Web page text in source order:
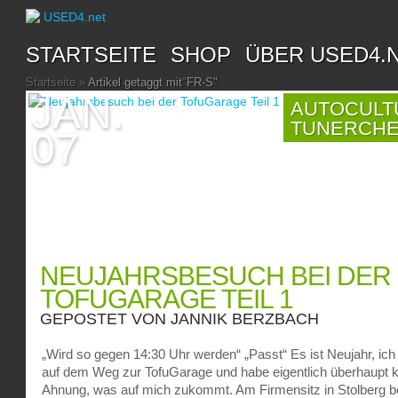
STARTSEITE SHOP ÜBER
Startseite » Artikel getaggt mit"FR-S"
JAN.
07
NEUJAHRSBESUCH BEI DER
TOFUGARAGE TEIL 1
GEPOSTET VONJANNIK BERZBACH
„Wird so gegen 14:30 Uhr werden“ „Passt“ Es ist Neujahr,
auf dem Weg zur TofuGarage und habe eigentlich überhaupt
Ahnung, was auf mich zukommt. Am Firmensitz in Stolberg